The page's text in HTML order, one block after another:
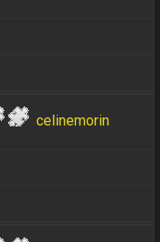
celinemorin